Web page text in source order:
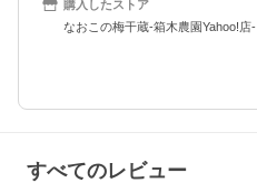
購入したストア
なおこの梅干蔵-箱木農園Yahoo!店-
すべてのレビュー